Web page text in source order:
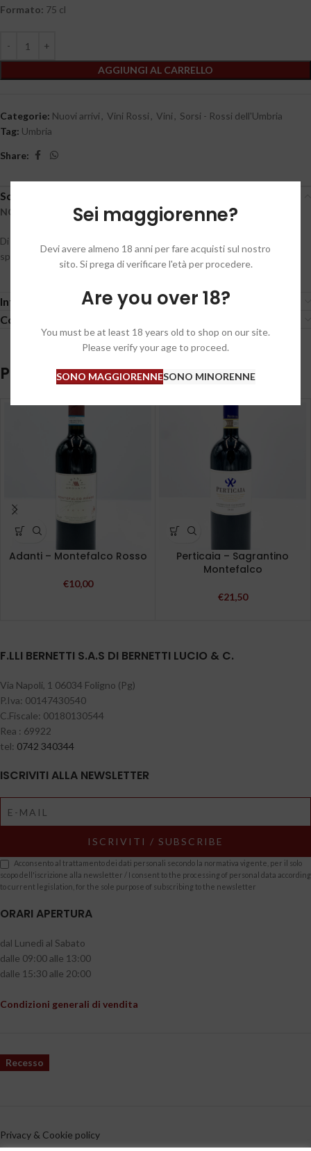
Sei maggiorenne?
Devi avere almeno 18 anni per fare acquisti sul nostro
sito. Si prega di verificare l'età per procedere.
Are you over 18?
You must be at least 18 years old to shop on our site.
Please verify your age to proceed.
SONO MAGGIORENNESONO MINORENNE
Formato: 75 cl
AGGIUNGI AL CARRELLO
Categorie: Nuovi arrivi , Vini Rossi , Vini , Sorsi - Rossi dell'Umbria
Tag: Umbria
Share:
Scheda tecnica
NOTE DI DEGUSTAZIONE
Di colore rosso rubino intenso, dal profumo fruttato con sentori di
spezie e more, armonico e di buona struttura.
Informazioni aggiuntive
Condizioni generali / General conditions
Prodotti correlati
Adanti – Montefalco Rosso
€10,00
Perticaia – Sagrantino
Montefalco
€21,50
F.LLI BERNETTI S.A.S DI BERNETTI LUCIO & C.
Via Napoli, 1 06034 Foligno (Pg)
P.Iva: 00147430540
C.Fiscale: 00180130544
Rea : 69922
tel: 0742 340344
ISCRIVITI ALLA NEWSLETTER
Acconsento al trattamento dei dati personali secondo la normativa vigente, per il solo
scopo dell'iscrizione alla newsletter / I consent to the processing of personal data according
to current legislation, for the sole purpose of subscribing to the newsletter
ORARI APERTURA
dal Lunedì al Sabato
dalle 09:00 alle 13:00
dalle 15:30 alle 20:00
Condizioni generali di vendita
Recesso
Privacy & Cookie policy